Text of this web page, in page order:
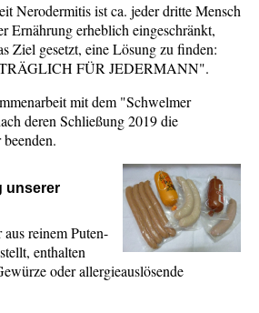
Nerodermitis ist ca. jeder dritte Mensch
Ernährung erheblich eingeschränkt,
Ziel gesetzt, eine Lösung zu finden:
FÜR JEDERMANN".
mit dem "Schwelmer
deren Schließung 2019 die
unserer
reinem Puten-
enthalten
oder allergieauslösende